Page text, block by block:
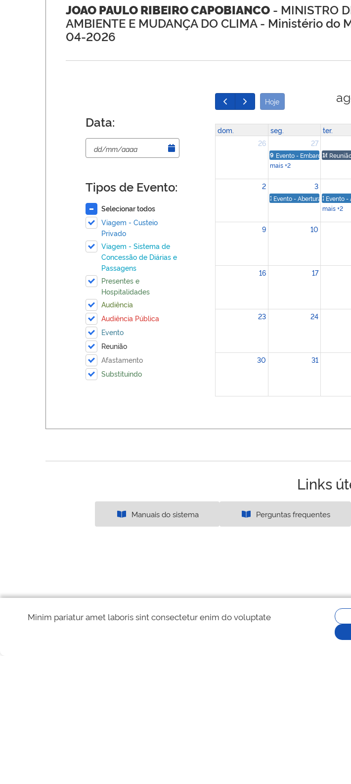
JOAO PAULO RIBEIRO CAPOBIANCO - MINISTRO
AMBIENTE E MUDANÇA DO CLIMA- Ministério do
04-2026
Data:
Tipos de Evento:
Selecionar todos
Viagem - Custeio
Privado
Viagem - Sistema de
Concessão de Diárias e
Passagens
Presentes e
Hospitalidades
Audiência
Audiência Pública
Evento
Reunião
Afastamento
Substituindo
Hoje
dom. seg. ter.
26
27
9:15Evento - Embarque de São
mais +2
16:15
2 3
13Evento - Abertura do Eixo
11Evento -
mais +2
9 10
16 17
23 24
30 31
Links
Manuais do sistema Perguntas frequentes
Minim pariatur amet laboris sint consectetur enim do voluptate